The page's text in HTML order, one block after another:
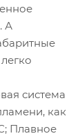
А
как
Плавное